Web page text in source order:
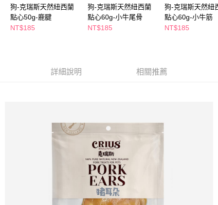
３．收到繳費通知簡訊後14天內，點擊此簡訊中的連結，可透過四大超商／
ATM／網路銀行／等多元方式進行付款，方視為交易完成。
※ 請注意：結帳手續完成當下不需立刻繳費，但若您需要取消訂單，請聯絡
購買商品的店家。未經商家同意取消之訂單仍視為有效，需透過AFTEE先享
客戶支援中心」 https://netprotections.freshdesk.com/support/home
https://aftee.tw/terms/#terms3
３．未成年的使用者請事先徵得法定代理人或監護人之同意方可使用
「AFTEE先享後付」，若未經同意申辦者引起之損失，本公司不負相關責
４．使用「AFTEE先享後付」時，將依據個別帳號之用戶狀況，依本公司即
時審查核予不同之上限額度；若仍有額度不足之情形，本公司將視審查結果
５．嚴禁一人註冊多個帳號或使用他人資訊註冊。若發現惡意使用之情形，
恩沛科技股份有限公司將有權停止該用戶之使用額度並採取法律行動。
萊爾富取貨付款
每筆NT$65，滿NT$490(含以上)免運費
每筆NT$65，滿NT$490(含以上)免運費
每筆NT$100，滿NT$790(含以上)免運費
付款後寶雅門市自取(由倉庫統一出貨)
每筆NT$80，滿NT$290(含以上)免運費
狗-克瑞斯天然紐西蘭
點心50g-鹿腱
NT$185
狗-克瑞斯天然紐西蘭
點心60g-小牛尾骨
NT$185
狗-克瑞斯天然紐
點心60g-小牛筋
NT$185
詳細說明 相關推薦